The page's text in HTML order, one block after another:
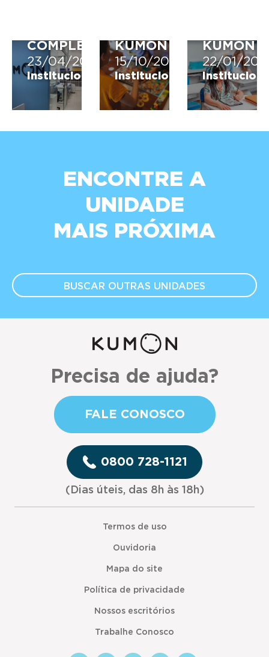
COMPLETA
23/04/2026
Institucional
KUMON
15/10/2025
Institucional
KUMON
22/01/
ENCONTRE A
UNIDADE
MAIS PRÓXIMA
BUSCAR OUTRAS UNIDADES
Precisa de ajuda?
FALE CONOSCO
0800 728-1121
(Dias úteis, das 8h às 18h)
Termos de uso
Ouvidoria
Mapa do site
Política de privacidade
Nossos escritórios
Trabalhe Conosco